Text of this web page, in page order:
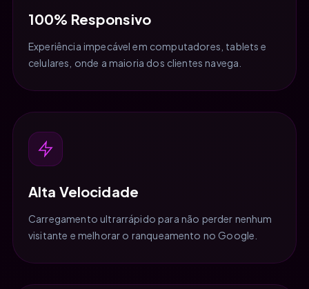
100% Responsivo
Experiência impecável em computadores, tablets e
celulares, onde a maioria dos clientes navega.
Alta Velocidade
Carregamento ultrarrápido para não perder nenhum
visitante e melhorar o ranqueamento no Google.